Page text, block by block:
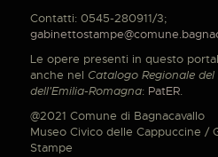
Contatti: 0545-280911/3;
Le opere presenti in questo
anche nel Catalogo Regionale
dell'Emilia-Romagna: PatER.
@2021 Comune di Bagnacavallo
Museo Civico delle Cappuccine /
Stampe